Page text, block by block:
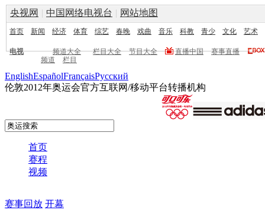
央视网 | 中国网络电视台 | 网站地图
首页 新闻 经济 体育 综艺 春晚 戏曲 音乐 科教 青少 文化 艺术
电视 频道大全 栏目大全 节目大全 直播中国
赛事直播
频道
栏目
EnglishEspañolFrançaisPусский
伦敦2012年奥运会官方互联网/移动平台转播机构
首页
赛程
视频
赛事回放 开幕